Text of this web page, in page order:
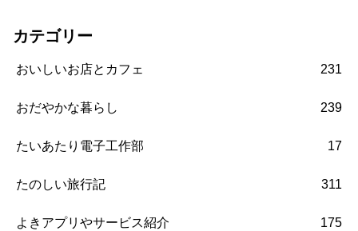
カテゴリー
おいしいお店とカフェ 231
おだやかな暮らし 239
たいあたり電子工作部 17
たのしい旅行記 311
よきアプリやサービス紹介 175